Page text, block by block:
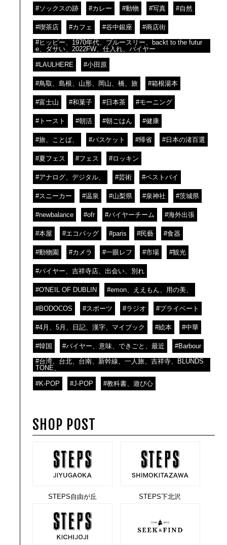
#ソックスの跡 #カレー #動物 #写真 #自然
#喫茶店 #カフェ #谷中銀座 #商店街
#ヒッピー、1970年代、ブルースリー、backt to the futur
e、ダサい、2022FW、仕入れ、バイヤー
#LAULHERE #小田原
#鳥取、島根、山形、岡山、橋、旅 #箱根湯本
#富士山 #和菓子 #日本茶 #モーニング
#トースト #朝活 #朝ごはん #健康
#旅、ことば、 #バスケット #帰省 #日本の渚百選
#夏フェス #フェス #ロッキン
#アナログ、デジタル、 #芸術 #ベストバイ
#スニーカー #温泉 #山梨県 #泉神社 #茨城県
#newbalance #ofr #バイヤーチーム #海外出張
#本屋 #エコバッグ #paris #民藝 #食器
#動物園 #カメラ #一眼レフ #市場 #観光
#バイヤー、吉祥寺店、出会い、別れ
#O'NEIL OF DUBLIN #emon、ええもん、用の美、
#BODOCOS #スポーツ #ラジオ #プライベート
#4月、5月、日記、漢字、マイブック #絵本 #中華
#韓国 #バイヤー、意味、できごと、最近 #Barbour
#台湾、台北、台南、新幹線、一人旅、吉祥寺、BLUNDS
TONE、
#K-POP #J-POP #教科書、遊び心
SHOP POST
STEPS自由が丘 STEPS下北沢